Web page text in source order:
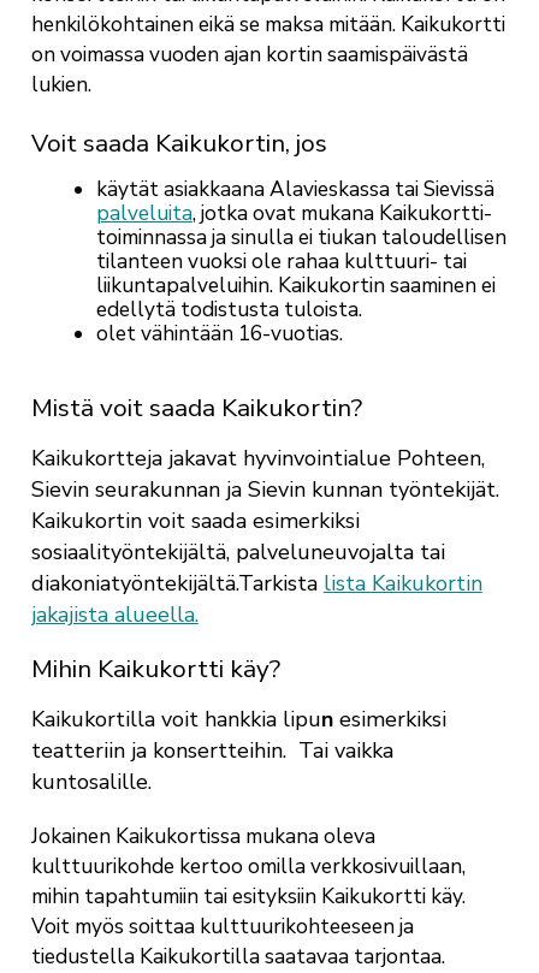
henkilökohtainen eikä se maksa mitään. Kaikukortti
on voimassa vuoden ajan kortin saamispäivästä
lukien.
Voit saada Kaikukortin, jos
käytät asiakkaana Alavieskassa tai Sievissä
palveluita, jotka ovat mukana Kaikukortti-
toiminnassa ja sinulla ei tiukan taloudellisen
tilanteen vuoksi ole rahaa kulttuuri- tai
liikuntapalveluihin. Kaikukortin saaminen ei
edellytä todistusta tuloista.
olet vähintään 16-vuotias.
Mistä voit saada Kaikukortin?
Kaikukortteja jakavat hyvinvointialue Pohteen,
Sievin seurakunnan ja Sievin kunnan työntekijät.
Kaikukortin voit saada esimerkiksi
sosiaalityöntekijältä, palveluneuvojalta tai
diakoniatyöntekijältä.Tarkista lista Kaikukortin
jakajista alueella.
Mihin Kaikukortti käy?
Kaikukortilla voit hankkia lipun esimerkiksi
teatteriin ja konsertteihin. Tai vaikka
kuntosalille.
Jokainen Kaikukortissa mukana oleva
kulttuurikohde kertoo omilla verkkosivuillaan,
mihin tapahtumiin tai esityksiin Kaikukortti käy.
Voit myös soittaa kulttuurikohteeseen ja
tiedustella Kaikukortilla saatavaa tarjontaa.